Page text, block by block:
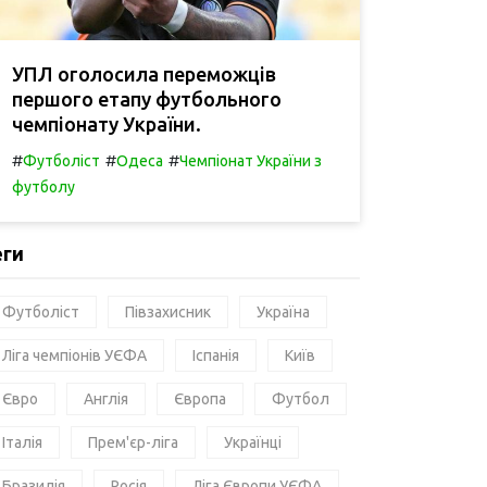
УПЛ оголосила переможців
першого етапу футбольного
чемпіонату України.
#Футболіст #Одеса #Чемпіонат України з
футболу
Футболіст Півзахисник Україна
Ліга чемпіонів УЄФА Іспанія Київ
Євро Англія Європа Футбол
Італія Прем'єр-ліга Українці